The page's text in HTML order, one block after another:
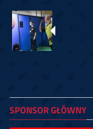
SPONSOR GŁÓWNY